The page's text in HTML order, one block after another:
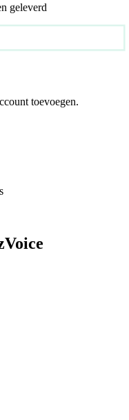
geleverd
toevoegen.